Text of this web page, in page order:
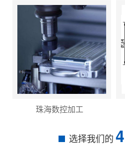
珠海数控加工
选择我们的4